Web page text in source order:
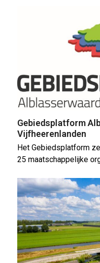
Gebiedsplatform
Vijfheerenlanden
Het Gebiedsplatform
25 maatschappelijke